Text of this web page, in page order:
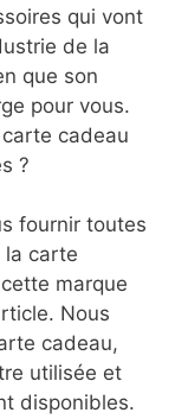
qui vont
de la
que son
pour vous.
cadeau
?
fournir toutes
la carte
marque
Nous
cadeau,
utilisée et
disponibles.